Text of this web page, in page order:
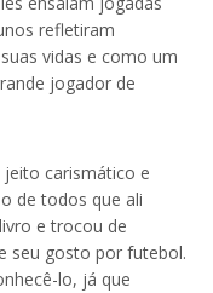
refletiram
vidas e como um
jogador de
jeito carismático e
de todos que ali
e trocou de
seu gosto por futebol.
lo, já que